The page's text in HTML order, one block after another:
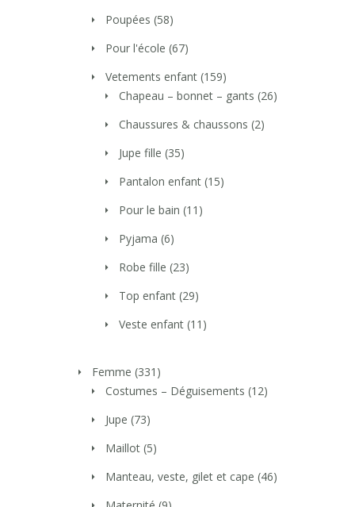
Poupées (58)
Pour l'école (67)
Vetements enfant (159)
Chapeau – bonnet – gants (26)
Chaussures & chaussons (2)
Jupe fille (35)
Pantalon enfant (15)
Pour le bain (11)
Pyjama (6)
Robe fille (23)
Top enfant (29)
Veste enfant (11)
Femme (331)
Costumes – Déguisements (12)
Jupe (73)
Maillot (5)
Manteau, veste, gilet et cape (46)